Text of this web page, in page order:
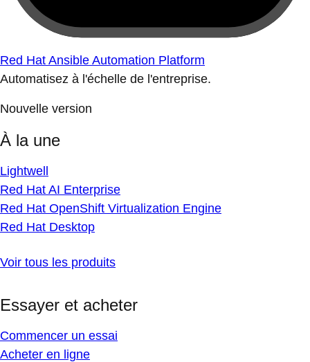
Red Hat Ansible Automation Platform
Automatisez à l'échelle de l'entreprise.
Nouvelle version
À la une
Lightwell
Red Hat AI Enterprise
Red Hat OpenShift Virtualization Engine
Red Hat Desktop
Voir tous les produits
Essayer et acheter
Commencer un essai
Acheter en ligne